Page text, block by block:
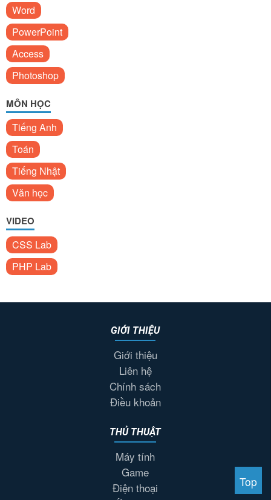
Word
PowerPoint
Access
Photoshop
MÔN HỌC
Tiếng Anh
Toán
Tiếng Nhật
Văn học
VIDEO
CSS Lab
PHP Lab
GIỚI THIỆU
Giới thiệu
Liên hệ
Chính sách
Điều khoản
THỦ THUẬT
Máy tính
Game
Điện thoại
Top